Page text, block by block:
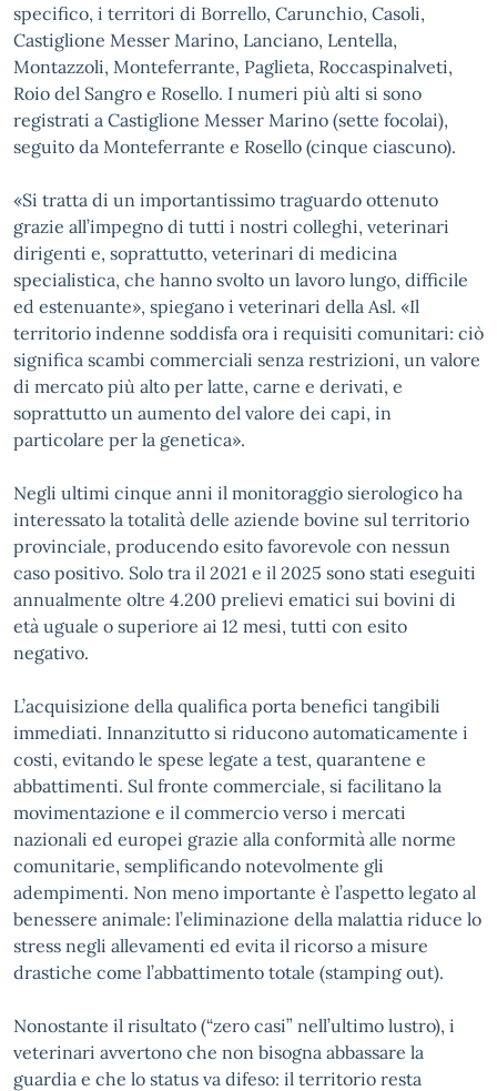
specifico, i territori di Borrello, Carunchio, Casoli,
Castiglione Messer Marino, Lanciano, Lentella,
Montazzoli, Monteferrante, Paglieta, Roccaspinalveti,
Roio del Sangro e Rosello. I numeri più alti si sono
registrati a Castiglione Messer Marino (sette focolai),
seguito da Monteferrante e Rosello (cinque ciascuno).
«Si tratta di un importantissimo traguardo ottenuto
grazie all’impegno di tutti i nostri colleghi, veterinari
dirigenti e, soprattutto, veterinari di medicina
specialistica, che hanno svolto un lavoro lungo, difficile
ed estenuante», spiegano i veterinari della Asl. «Il
territorio indenne soddisfa ora i requisiti comunitari: ciò
significa scambi commerciali senza restrizioni, un valore
di mercato più alto per latte, carne e derivati, e
soprattutto un aumento del valore dei capi, in
particolare per la genetica».
Negli ultimi cinque anni il monitoraggio sierologico ha
interessato la totalità delle aziende bovine sul territorio
provinciale, producendo esito favorevole con nessun
caso positivo. Solo tra il 2021 e il 2025 sono stati eseguiti
annualmente oltre 4.200 prelievi ematici sui bovini di
età uguale o superiore ai 12 mesi, tutti con esito
negativo.
L’acquisizione della qualifica porta benefici tangibili
immediati. Innanzitutto si riducono automaticamente i
costi, evitando le spese legate a test, quarantene e
abbattimenti. Sul fronte commerciale, si facilitano la
movimentazione e il commercio verso i mercati
nazionali ed europei grazie alla conformità alle norme
comunitarie, semplificando notevolmente gli
adempimenti. Non meno importante è l’aspetto legato al
benessere animale: l’eliminazione della malattia riduce lo
stress negli allevamenti ed evita il ricorso a misure
drastiche come l’abbattimento totale (stamping out).
Nonostante il risultato (“zero casi” nell’ultimo lustro), i
veterinari avvertono che non bisogna abbassare la
guardia e che lo status va difeso: il territorio resta